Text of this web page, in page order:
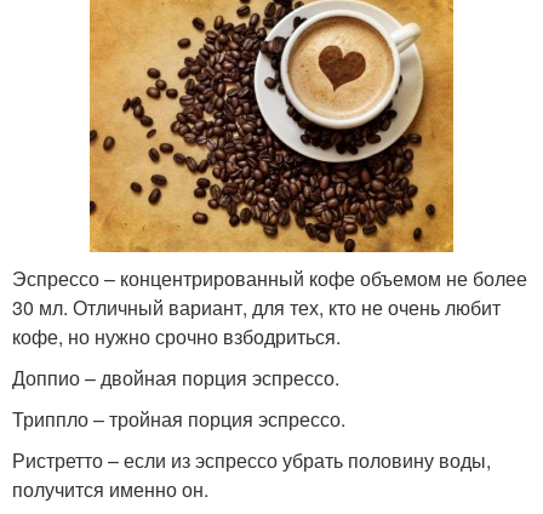
Эспрессо – концентрированный кофе объемом не более
30 мл. Отличный вариант, для тех, кто не очень любит
кофе, но нужно срочно взбодриться.
Доппио – двойная порция эспрессо.
Триппло – тройная порция эспрессо.
Ристретто – если из эспрессо убрать половину воды,
получится именно он.